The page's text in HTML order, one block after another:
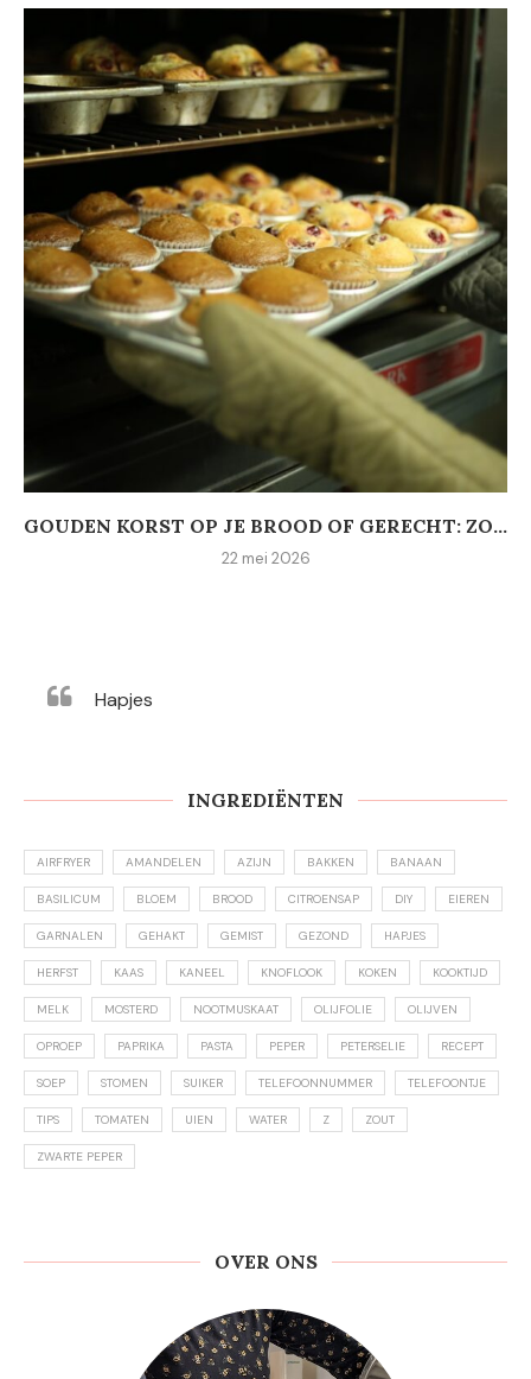
GOUDEN KORST OP JE BROOD OF GERECHT: ZO...
22 mei 2026
Hapjes
INGREDIËNTEN
AIRFRYER AMANDELEN AZIJN BAKKEN BANAAN
BASILICUM BLOEM BROOD CITROENSAP DIY EIEREN
GARNALEN GEHAKT GEMIST GEZOND HAPJES
HERFST KAAS KANEEL KNOFLOOK KOKEN KOOKTIJD
MELK MOSTERD NOOTMUSKAAT OLIJFOLIE OLIJVEN
OPROEP PAPRIKA PASTA PEPER PETERSELIE RECEPT
SOEP STOMEN SUIKER TELEFOONNUMMER TELEFOONTJE
TIPS TOMATEN UIEN WATER Z ZOUT
ZWARTE PEPER
OVER ONS